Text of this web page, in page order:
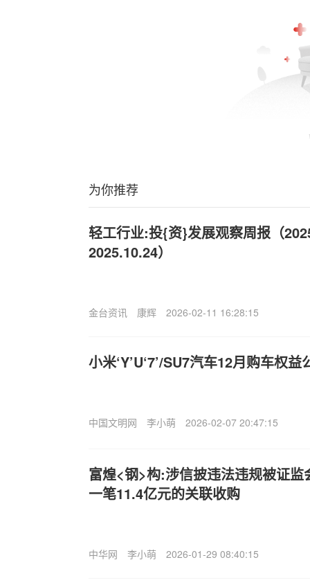
为你推荐
轻工行业:投{资}发展观察周报（
2025.10.24）
金台资讯 康辉 2026-02-11 16:28:15
小米‘Y’U‘7’/SU7汽车12月购车权
中国文明网 李小萌 2026-02-07 20:47:15
富煌<钢>构:涉信披违法违规被证
一笔11.4亿元的关联收购
中华网 李小萌 2026-01-29 08:40:15